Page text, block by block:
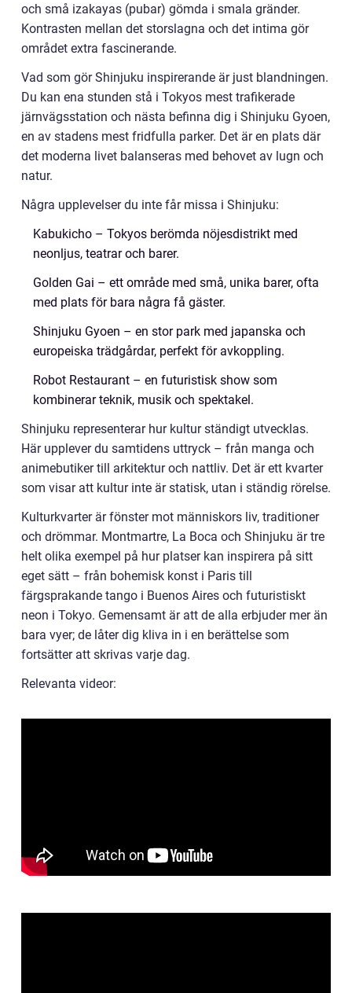
och små izakayas (pubar) gömda i smala gränder.
Kontrasten mellan det storslagna och det intima gör
området extra fascinerande.
Vad som gör Shinjuku inspirerande är just blandningen.
Du kan ena stunden stå i Tokyos mest trafikerade
järnvägsstation och nästa befinna dig i Shinjuku Gyoen,
en av stadens mest fridfulla parker. Det är en plats där
det moderna livet balanseras med behovet av lugn och
natur.
Några upplevelser du inte får missa i Shinjuku:
Kabukicho – Tokyos berömda nöjesdistrikt med
neonljus, teatrar och barer.
Golden Gai – ett område med små, unika barer, ofta
med plats för bara några få gäster.
Shinjuku Gyoen – en stor park med japanska och
europeiska trädgårdar, perfekt för avkoppling.
Robot Restaurant – en futuristisk show som
kombinerar teknik, musik och spektakel.
Shinjuku representerar hur kultur ständigt utvecklas.
Här upplever du samtidens uttryck – från manga och
animebutiker till arkitektur och nattliv. Det är ett kvarter
som visar att kultur inte är statisk, utan i ständig rörelse.
Kulturkvarter är fönster mot människors liv, traditioner
och drömmar. Montmartre, La Boca och Shinjuku är tre
helt olika exempel på hur platser kan inspirera på sitt
eget sätt – från bohemisk konst i Paris till
färgsprakande tango i Buenos Aires och futuristiskt
neon i Tokyo. Gemensamt är att de alla erbjuder mer än
bara vyer; de låter dig kliva in i en berättelse som
fortsätter att skrivas varje dag.
Relevanta videor: